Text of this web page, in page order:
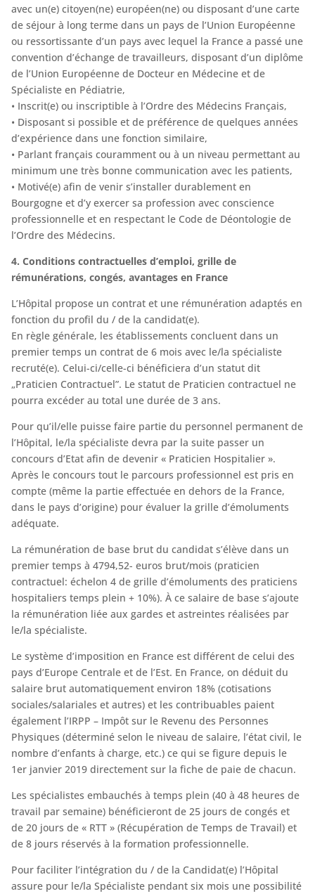
avec un(e) citoyen(ne) européen(ne) ou disposant d’une carte
de séjour à long terme dans un pays de l’Union Européenne
ou ressortissante d’un pays avec lequel la France a passé une
convention d’échange de travailleurs, disposant d’un diplôme
de l’Union Européenne de Docteur en Médecine et de
Spécialiste en Pédiatrie,
• Inscrit(e) ou inscriptible à l’Ordre des Médecins Français,
• Disposant si possible et de préférence de quelques années
d’expérience dans une fonction similaire,
• Parlant français couramment ou à un niveau permettant au
minimum une très bonne communication avec les patients,
• Motivé(e) afin de venir s’installer durablement en
Bourgogne et d’y exercer sa profession avec conscience
professionnelle et en respectant le Code de Déontologie de
l’Ordre des Médecins.
4. Conditions contractuelles d’emploi, grille de
rémunérations, congés, avantages en France
L’Hôpital propose un contrat et une rémunération adaptés en
fonction du profil du / de la candidat(e).
En règle générale, les établissements concluent dans un
premier temps un contrat de 6 mois avec le/la spécialiste
recruté(e). Celui-ci/celle-ci bénéficiera d’un statut dit
„Praticien Contractuel”. Le statut de Praticien contractuel ne
pourra excéder au total une durée de 3 ans.
Pour qu’il/elle puisse faire partie du personnel permanent de
l’Hôpital, le/la spécialiste devra par la suite passer un
concours d’Etat afin de devenir « Praticien Hospitalier ».
Après le concours tout le parcours professionnel est pris en
compte (même la partie effectuée en dehors de la France,
dans le pays d’origine) pour évaluer la grille d’émoluments
adéquate.
La rémunération de base brut du candidat s’élève dans un
premier temps à 4794,52- euros brut/mois (praticien
contractuel: échelon 4 de grille d’émoluments des praticiens
hospitaliers temps plein + 10%). À ce salaire de base s’ajoute
la rémunération liée aux gardes et astreintes réalisées par
le/la spécialiste.
Le système d’imposition en France est différent de celui des
pays d’Europe Centrale et de l’Est. En France, on déduit du
salaire brut automatiquement environ 18% (cotisations
sociales/salariales et autres) et les contribuables paient
également l’IRPP – Impôt sur le Revenu des Personnes
Physiques (déterminé selon le niveau de salaire, l’état civil, le
nombre d’enfants à charge, etc.) ce qui se figure depuis le
1er janvier 2019 directement sur la fiche de paie de chacun.
Les spécialistes embauchés à temps plein (40 à 48 heures de
travail par semaine) bénéficieront de 25 jours de congés et
de 20 jours de « RTT » (Récupération de Temps de Travail) et
de 8 jours réservés à la formation professionnelle.
Pour faciliter l’intégration du / de la Candidat(e) l’Hôpital
assure pour le/la Spécialiste pendant six mois une possibilité